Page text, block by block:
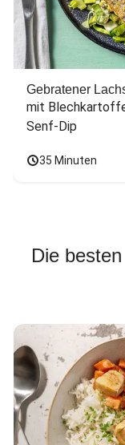
Gebratener
mit
Senf-Dip
35 Minuten
Die